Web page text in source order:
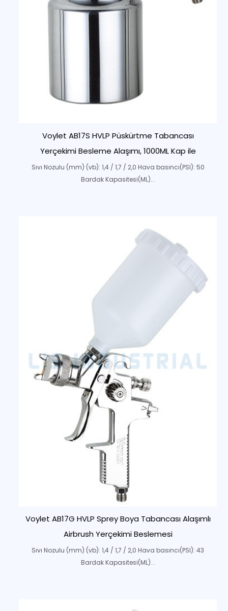
Voylet AB17S HVLP Püskürtme Tabancası
Yerçekimi Besleme Alaşımı, 1000ML Kap ile
Sıvı Nozulu (mm) (vb): 1,4 / 1,7 / 2,0 Hava basıncı(PSI): 50
Bardak Kapasitesi(ML)...
Voylet AB17G HVLP Sprey Boya Tabancası Alaşımlı
Airbrush Yerçekimi Beslemesi
Sıvı Nozulu (mm) (vb): 1,4 / 1,7 / 2,0 Hava basıncı(PSI): 43
Bardak Kapasitesi(ML)...